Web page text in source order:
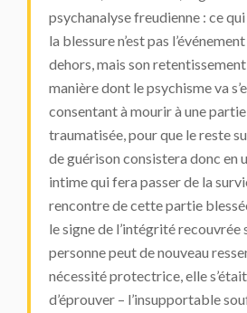
psychanalyse freudienne : ce
la blessure n’est pas
dehors, mais son
manière dont le psychisme va
consentant à mourir à une
traumatisée, pour que le reste
de guérison consistera donc en
intime qui fera passer de la
rencontre de cette partie
le signe de l’intégrité recouvrée
personne peut de nouveau
nécessité protectrice, elle
d’éprouver – l’insupportable